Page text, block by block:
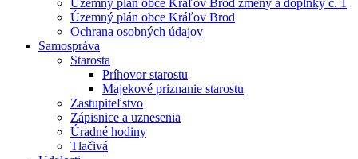
Územný plán obce Kráľov Brod zmeny a doplnky č. 1
Územný plán obce Kráľov Brod
Ochrana osobných údajov
Samospráva
Starosta
Príhovor starostu
Majekové priznanie starostu
Zastupiteľstvo
Zápisnice a uznesenia
Úradné hodiny
Tlačivá